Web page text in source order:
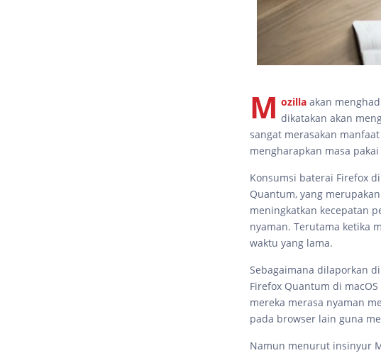
M ozilla akan
dikatakan akan
sangat merasakan
mengharapkan masa
Konsumsi baterai Firefox
Quantum, yang
meningkatkan kecepatan
nyaman. Terutama ketika
waktu yang lama.
Sebagaimana dilaporkan
Firefox Quantum di
mereka merasa nyaman
pada browser lain guna
Namun menurut insinyur